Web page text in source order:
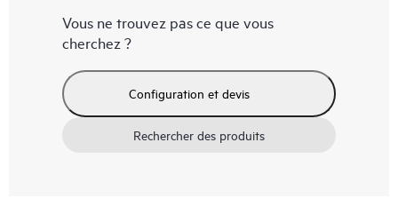
Vous ne trouvez pas ce que vous
cherchez ?
Configuration et devis
Rechercher des produits